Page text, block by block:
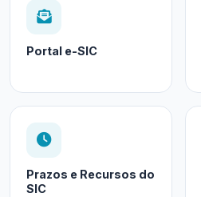
Portal e-SIC
Prazos e Recursos do
SIC